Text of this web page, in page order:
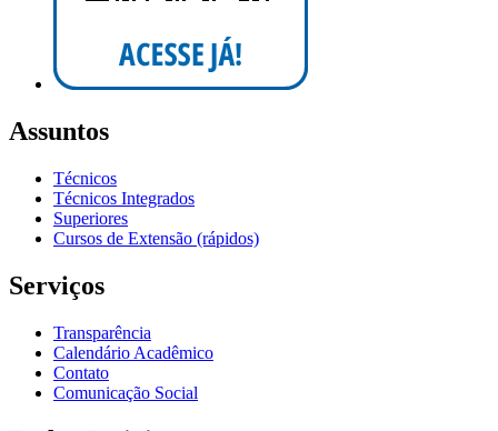
Assuntos
Técnicos
Técnicos Integrados
Superiores
Cursos de Extensão (rápidos)
Serviços
Transparência
Calendário Acadêmico
Contato
Comunicação Social